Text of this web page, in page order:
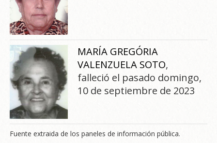
MARÍA GREGÓRIA
VALENZUELA SOTO,
falleció el pasado domingo,
10 de septiembre de 2023
Fuente extraida de los paneles de información pública.